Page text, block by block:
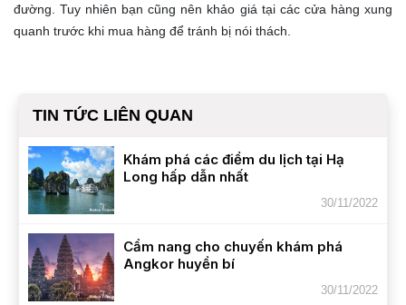
đường. Tuy nhiên bạn cũng nên khảo giá tại các cửa hàng xung
quanh trước khi mua hàng để tránh bị nói thách.
TIN TỨC LIÊN QUAN
Khám phá các điểm du lịch tại Hạ
Long hấp dẫn nhất
30/11/2022
Cẩm nang cho chuyến khám phá
Angkor huyền bí
30/11/2022